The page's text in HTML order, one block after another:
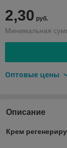
2,30 руб.
Минимальная
Оптовые цены
Описание
Крем